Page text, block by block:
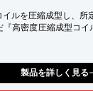
ルを圧縮成型し、所
『高密度圧縮成型コイ
用いれば、磁石が必
性が良い、という理想
製品を詳しく見る